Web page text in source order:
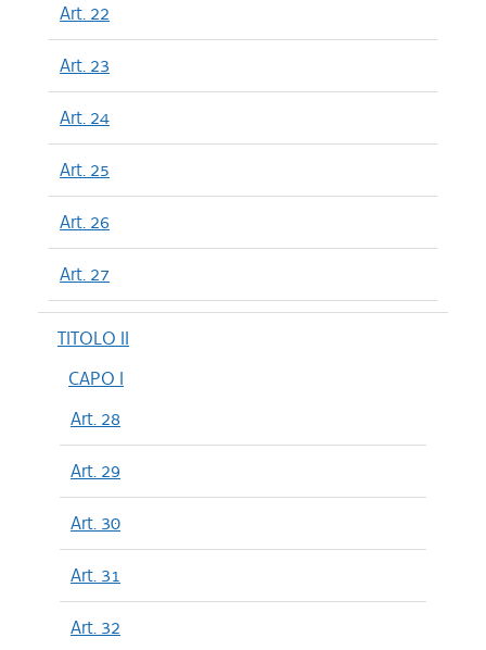
Art. 22
Art. 23
Art. 24
Art. 25
Art. 26
Art. 27
TITOLO II
CAPO I
Art. 28
Art. 29
Art. 30
Art. 31
Art. 32